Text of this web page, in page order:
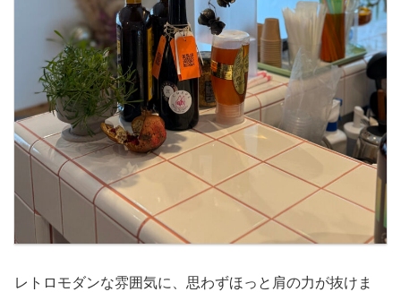
レトロモダンな雰囲気に、思わずほっと肩の力が抜けま